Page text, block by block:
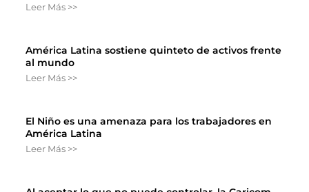
Leer Más >>
América Latina sostiene quinteto de activos frente
al mundo
Leer Más >>
El Niño es una amenaza para los trabajadores en
América Latina
Leer Más >>